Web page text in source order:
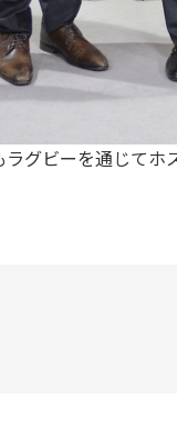
グビーを通じて